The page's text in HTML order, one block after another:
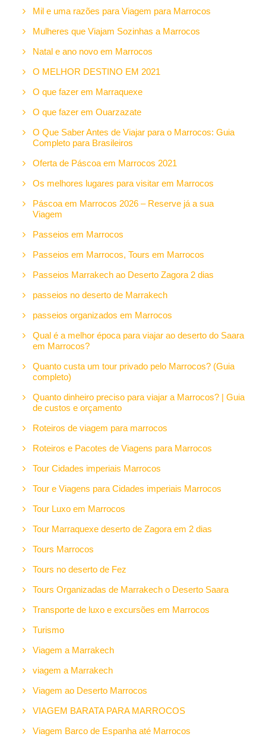
Mil e uma razões para Viagem para Marrocos
Mulheres que Viajam Sozinhas a Marrocos
Natal e ano novo em Marrocos
O MELHOR DESTINO EM 2021
O que fazer em Marraquexe
O que fazer em Ouarzazate
O Que Saber Antes de Viajar para o Marrocos: Guia
Completo para Brasileiros
Oferta de Páscoa em Marrocos 2021
Os melhores lugares para visitar em Marrocos
Páscoa em Marrocos 2026 – Reserve já a sua
Viagem
Passeios em Marrocos
Passeios em Marrocos, Tours em Marrocos
Passeios Marrakech ao Deserto Zagora 2 dias
passeios no deserto de Marrakech
passeios organizados em Marrocos
Qual é a melhor época para viajar ao deserto do Saara
em Marrocos?
Quanto custa um tour privado pelo Marrocos? (Guia
completo)
Quanto dinheiro preciso para viajar a Marrocos? | Guia
de custos e orçamento
Roteiros de viagem para marrocos
Roteiros e Pacotes de Viagens para Marrocos
Tour Cidades imperiais Marrocos
Tour e Viagens para Cidades imperiais Marrocos
Tour Luxo em Marrocos
Tour Marraquexe deserto de Zagora em 2 dias
Tours Marrocos
Tours no deserto de Fez
Tours Organizadas de Marrakech o Deserto Saara
Transporte de luxo e excursões em Marrocos
Turismo
Viagem a Marrakech
viagem a Marrakech
Viagem ao Deserto Marrocos
VIAGEM BARATA PARA MARROCOS
Viagem Barco de Espanha até Marrocos